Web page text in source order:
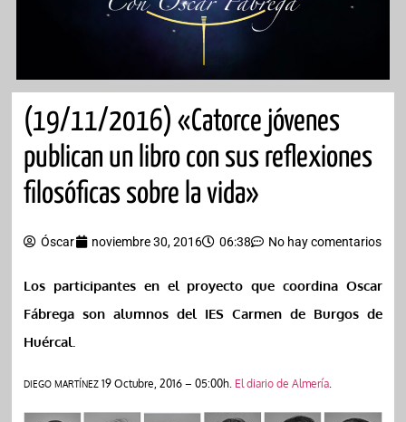
(19/11/2016) «Catorce jóvenes
publican un libro con sus reflexiones
filosóficas sobre la vida»
Óscar noviembre 30, 2016 06:38 No hay comentarios
Los participantes en el proyecto que coordina Oscar
Fábrega son alumnos del IES Carmen de Burgos de
Huércal.
DIEGO MARTÍNEZ19 Octubre, 2016 – 05:00h. El diario de Almería.